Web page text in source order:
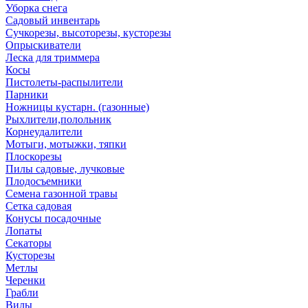
Уборка снега
Садовый инвентарь
Сучкорезы, высоторезы, кусторезы
Опрыскиватели
Леска для триммера
Косы
Пистолеты-распылители
Парники
Ножницы кустарн. (газонные)
Рыхлители,полольник
Корнеудалители
Мотыги, мотыжки, тяпки
Плоскорезы
Пилы садовые, лучковые
Плодосъемники
Семена газонной травы
Сетка садовая
Конусы посадочные
Лопаты
Секаторы
Кусторезы
Метлы
Черенки
Грабли
Вилы